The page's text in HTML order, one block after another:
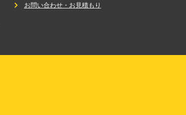
お問い合わせ・お見積もり